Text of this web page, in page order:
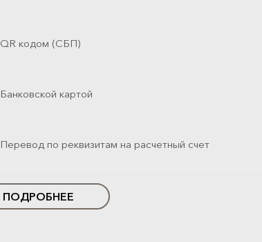
QR кодом (СБП)
Банковской картой
Перевод по реквизитам на расчетный счет
ПОДРОБНЕЕ